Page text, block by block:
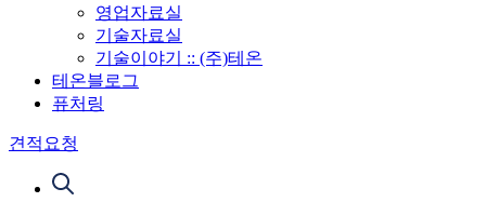
영업자료실
기술자료실
기술이야기 :: (주)테온
테온블로그
퓨처링
견적요청